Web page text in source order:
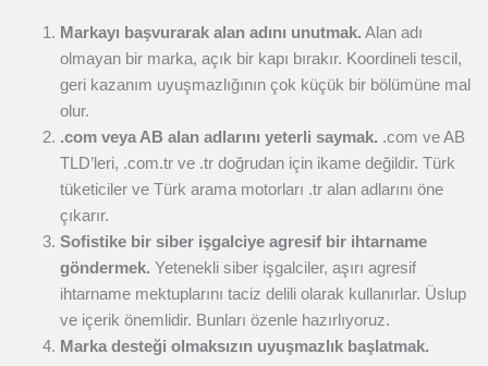
Markayı başvurarak alan adını unutmak. Alan adı
olmayan bir marka, açık bir kapı bırakır. Koordineli tescil,
geri kazanım uyuşmazlığının çok küçük bir bölümüne mal
olur.
.com veya AB alan adlarını yeterli saymak. .com ve AB
TLD’leri, .com.tr ve .tr doğrudan için ikame değildir. Türk
tüketiciler ve Türk arama motorları .tr alan adlarını öne
çıkarır.
Sofistike bir siber işgalciye agresif bir ihtarname
göndermek. Yetenekli siber işgalciler, aşırı agresif
ihtarname mektuplarını taciz delili olarak kullanırlar. Üslup
ve içerik önemlidir. Bunları özenle hazırlıyoruz.
Marka desteği olmaksızın uyuşmazlık başlatmak.